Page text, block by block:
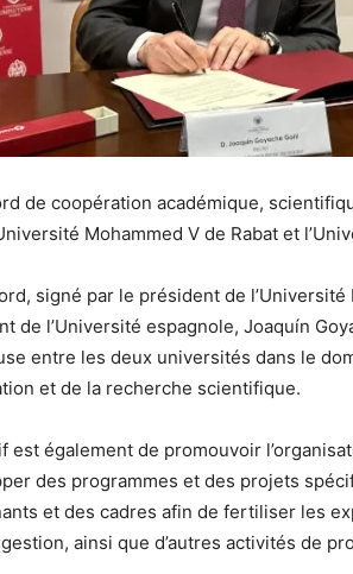
de coopération académique,
Mohammed V de Rabat et
signé par le président de l’Université
de l’Université espagnole, Joaquín
entre les deux universités dans le
et de la recherche scientifique.
est également de promouvoir
des programmes et des projets
et des cadres afin de fertiliser les
ainsi que d’autres activités de